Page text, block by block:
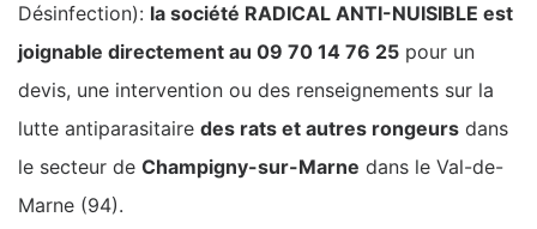
Désinfection): la société RADICAL ANTI-NUISIBLE est
joignable directement au 09 70 14 76 25 pour un
devis, une intervention ou des renseignements sur la
lutte antiparasitaire des rats et autres rongeurs dans
le secteur de Champigny-sur-Marne dans le Val-de-
Marne (94).